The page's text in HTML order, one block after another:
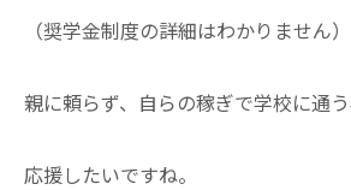
（奨学金制度の詳細はわかりません）
親に頼らず、自らの稼ぎで学校に通
応援したいですね。